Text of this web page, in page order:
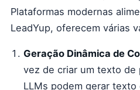
Plataformas modernas
LeadYup, oferecem várias
Geração Dinâmica de
vez de criar um texto de
LLMs podem gerar